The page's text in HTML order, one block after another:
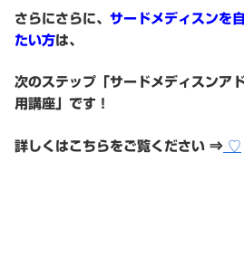
さらにさらに、 サードメディスンを
たい方は、
次のステップ「サードメディスンア
用講座」です！
詳しくはこちらをご覧ください ⇒ ♡